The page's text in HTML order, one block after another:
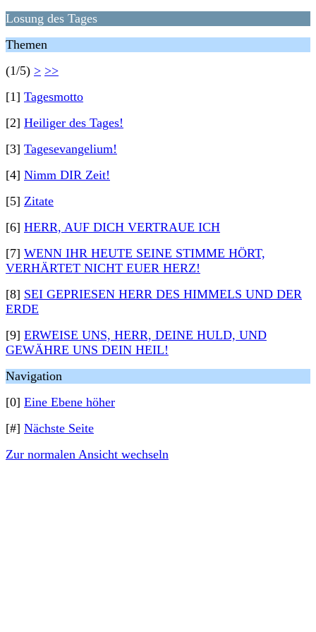
Losung des Tages
Themen
(1/5) > >>
[1] Tagesmotto
[2] Heiliger des Tages!
[3] Tagesevangelium!
[4] Nimm DIR Zeit!
[5] Zitate
[6] HERR, AUF DICH VERTRAUE ICH
[7] WENN IHR HEUTE SEINE STIMME HÖRT,
VERHÄRTET NICHT EUER HERZ!
[8] SEI GEPRIESEN HERR DES HIMMELS UND DER
ERDE
[9] ERWEISE UNS, HERR, DEINE HULD, UND
GEWÄHRE UNS DEIN HEIL!
Navigation
[0] Eine Ebene höher
[#] Nächste Seite
Zur normalen Ansicht wechseln